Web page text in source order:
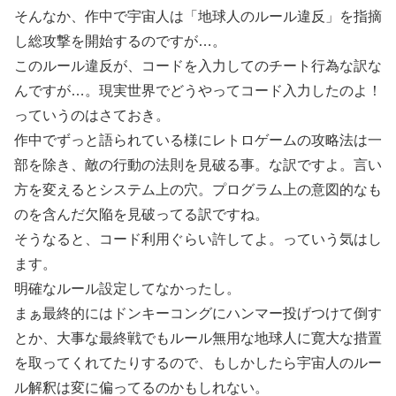
そんなか、作中で宇宙人は「地球人のルール違反」を指摘
し総攻撃を開始するのですが…。
このルール違反が、コードを入力してのチート行為な訳な
んですが…。現実世界でどうやってコード入力したのよ！
っていうのはさておき。
作中でずっと語られている様にレトロゲームの攻略法は一
部を除き、敵の行動の法則を見破る事。な訳ですよ。言い
方を変えるとシステム上の穴。プログラム上の意図的なも
のを含んだ欠陥を見破ってる訳ですね。
そうなると、コード利用ぐらい許してよ。っていう気はし
ます。
明確なルール設定してなかったし。
まぁ最終的にはドンキーコングにハンマー投げつけて倒す
とか、大事な最終戦でもルール無用な地球人に寛大な措置
を取ってくれてたりするので、もしかしたら宇宙人のルー
ル解釈は変に偏ってるのかもしれない。